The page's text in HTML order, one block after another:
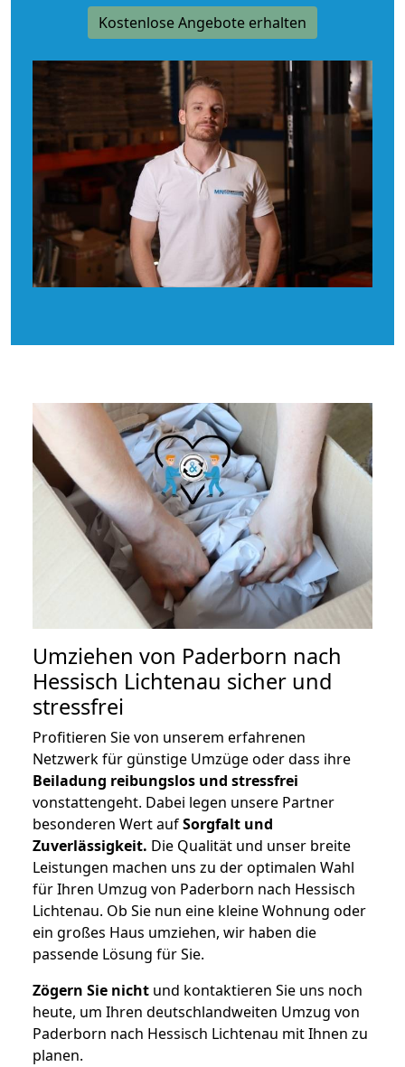
Kostenlose Angebote erhalten
Umziehen von Paderborn nach
Hessisch Lichtenau sicher und
stressfrei
Profitieren Sie von unserem erfahrenen
Netzwerk für günstige Umzüge oder dass ihre
Beiladung reibungslos und stressfrei
vonstattengeht. Dabei legen unsere Partner
besonderen Wert aufSorgfalt und
Zuverlässigkeit. Die Qualität und unser breite
Leistungen machen uns zu der optimalen Wahl
für Ihren Umzug von Paderborn nach Hessisch
Lichtenau. Ob Sie nun eine kleine Wohnung oder
ein großes Haus umziehen, wir haben die
passende Lösung für Sie.
Zögern Sie nicht und kontaktieren Sie uns noch
heute, um Ihren deutschlandweiten Umzug von
Paderborn nach Hessisch Lichtenau mit Ihnen zu
planen.